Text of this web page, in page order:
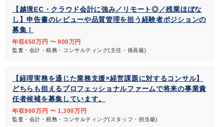
【越境EC・クラウド会計に強み／リモート◎／残業ほぼな
し】申告書のレビューや品質管理を担う経験者ポジションの
募集！
年収450万円 〜 900万円
監査・会計・税務・コンサルティング(主任・係長級)
【経理実務を通じた業務支援×経営課題に対するコンサル】
どちらも担えるプロフェッショナルファームで将来の事業責
任者候補を募集しています。
年収900万円 〜 1,300万円
監査・会計・税務・コンサルティング(スタッフ・担当級)